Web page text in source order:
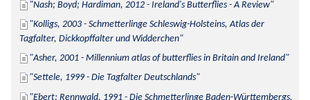
Nash; Boyd; Hardiman, 2012 - Ireland's Butterflies - A Review
Kolligs, 2003 - Schmetterlinge Schleswig-Holsteins, Atlas der
Tagfalter, Dickkopffalter und Widderchen
Asher, 2001 - Millennium atlas of butterflies in Britain and Ireland
Settele, 1999 - Die Tagfalter Deutschlands
Ebert; Rennwald, 1991 - Die Schmetterlinge Baden-Württembergs.